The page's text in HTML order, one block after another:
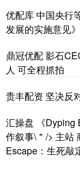
优配库 中国央行
发展的实施意见》
鼎冠优配 影石
人 可全程抓拍
贵丰配资 坚决反
汇操盘 《Dyping
作叙事\＂/> 主站
Escape：生死敲